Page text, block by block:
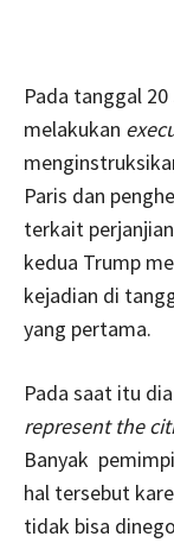
Pada tanggal
melakukan
Paris dan
terkait
kedua Trump
kejadian di
yang pertama.
Pada saat itu
represent the
Banyak
hal tersebut
tidak bisa